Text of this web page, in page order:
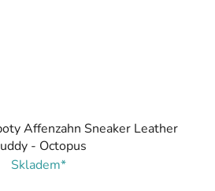
Affenzahn Sneaker Leather
- Octopus
Skladem*